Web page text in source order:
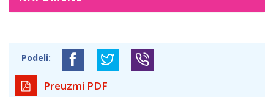
Podeli:
Preuzmi PDF